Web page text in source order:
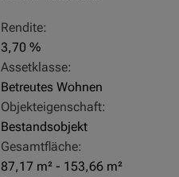
Rendite:
3,70 %
Assetklasse:
Betreutes Wohnen
Objekteigenschaft:
Bestandsobjekt
Gesamtfläche:
87,17 m² - 153,66 m²